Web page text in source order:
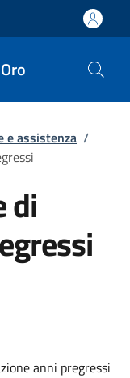
e assistenza /
di
anni pregressi